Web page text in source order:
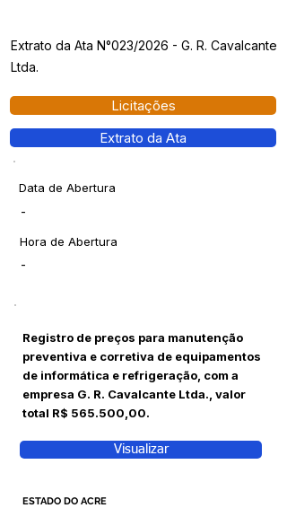
Extrato da Ata N°023/2026 - G. R. Cavalcante
Ltda.
Licitações
Extrato da Ata
Data de Abertura
-
Hora de Abertura
-
Registro de preços para manutenção
preventiva e corretiva de equipamentos
de informática e refrigeração, com a
empresa G. R. Cavalcante Ltda., valor
total R$ 565.500,00.
Visualizar
ESTADO DO ACRE